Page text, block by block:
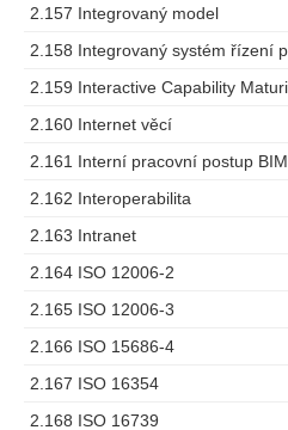
2.157 Integrovaný model
2.160 Internet věcí
2.161 Interní pracovní postup BIM
2.162 Interoperabilita
2.163 Intranet
2.164 ISO 12006-2
2.165 ISO 12006-3
2.166 ISO 15686-4
2.167 ISO 16354
2.168 ISO 16739